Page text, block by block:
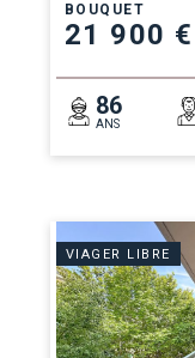
BOUQUET
21 900 €
86
ANS
VIAGER LIBRE